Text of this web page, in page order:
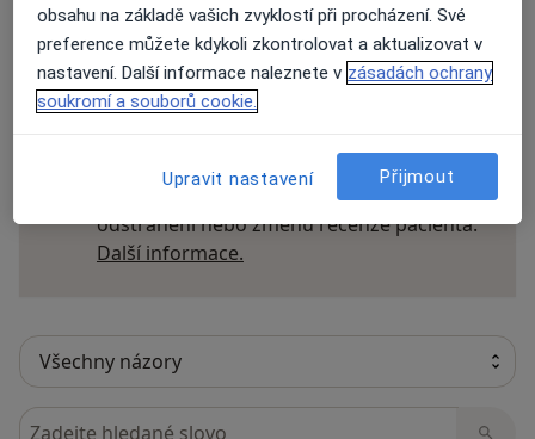
8 názorů
Recenze pacientů jsou pro nás důležité.
Specialisté nemají možnost zaplatit za
odstranění nebo změnu recenze pacienta.
Další informace.
Hledejte v názorech
obsahu na základě vašich zvyklostí při procházení. Své
preference můžete kdykoli zkontrolovat a aktualizovat v
nastavení. Další informace naleznete v zásadách ochrany
soukromí a souborů cookie.
Upravit nastavení Přijmout